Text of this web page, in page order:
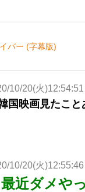
バー (字幕版)
10/20(火
国映画見たこと
10/20(火
近ダメや